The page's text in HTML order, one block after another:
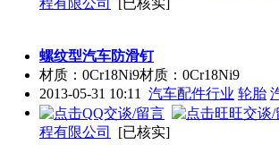
螺纹型汽车防滑钉
材质：0Cr18Ni9材质：0Cr18Ni9
2013-05-31 10:11 汽车配件行业 轮胎
程有限公司 [已核实]